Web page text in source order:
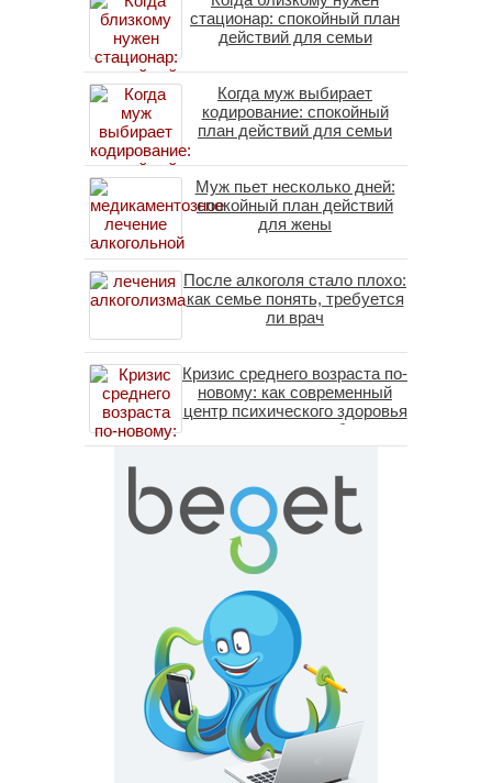
стационар: спокойный план
действий для семьи
Когда муж выбирает
кодирование: спокойный
план действий для семьи
Муж пьет несколько дней:
спокойный план действий
для жены
После алкоголя стало плохо:
как семье понять, требуется
ли врач
Кризис среднего возраста по-
новому: как современный
центр психического здоровья
помогает пересобрать
личность без таблеток